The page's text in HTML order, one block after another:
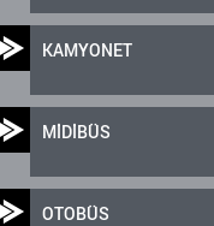
KAMYONET
MİDİBÜS
OTOBÜS